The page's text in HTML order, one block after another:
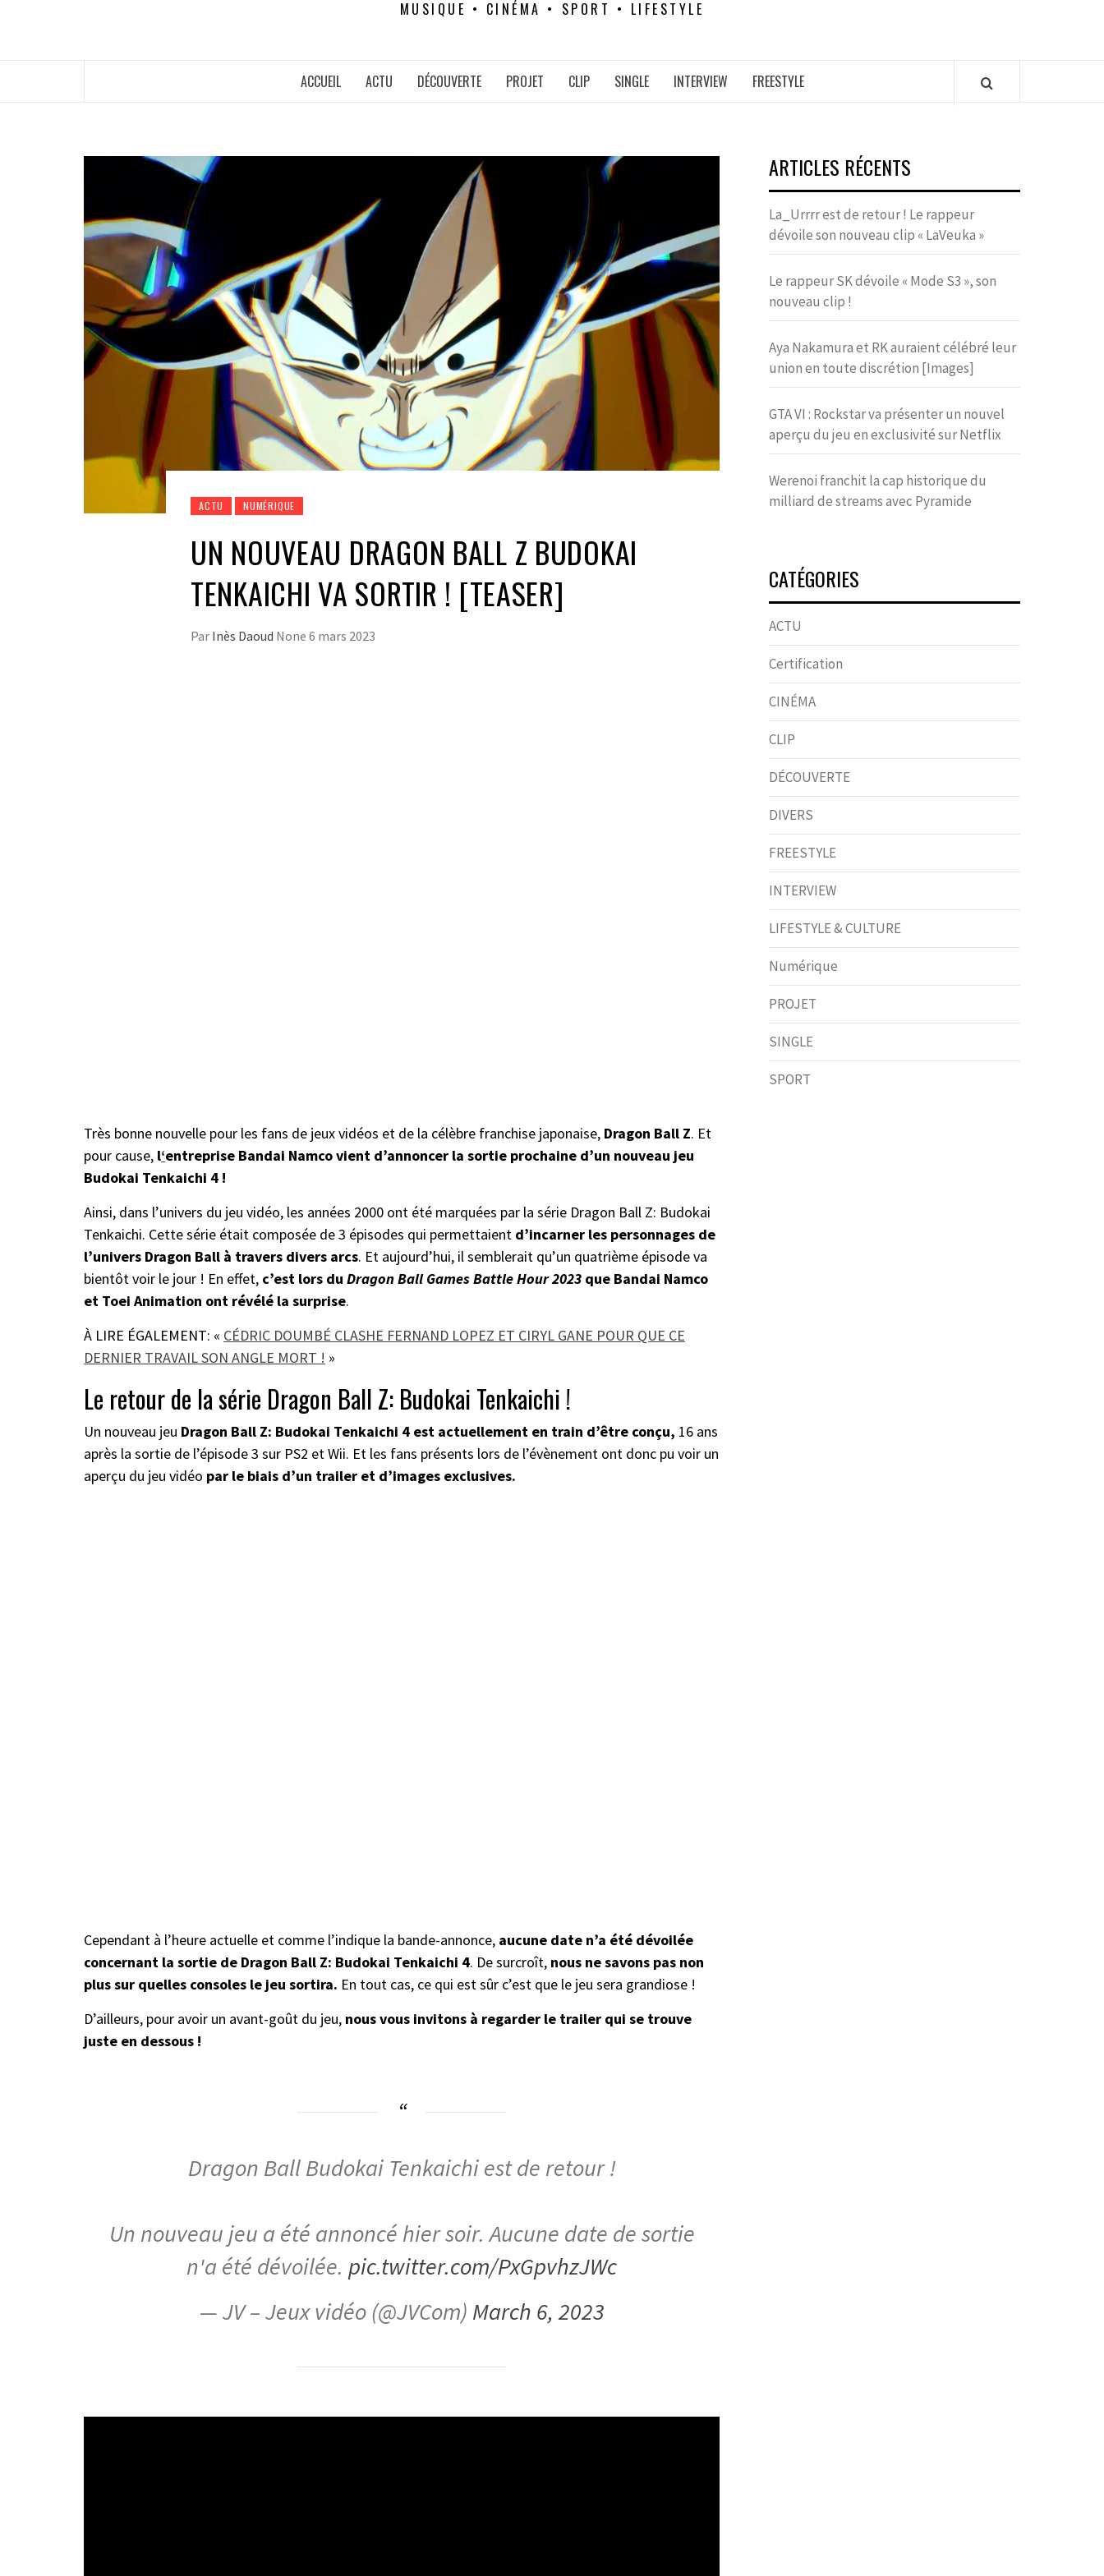
MUSIQUE • CINÉMA • SPORT • LIFESTYLE
ACCUEIL ACTU DÉCOUVERTE PROJET CLIP SINGLE INTERVIEW FREESTYLE
ACTU NUMÉRIQUE
UN NOUVEAU DRAGON BALL Z BUDOKAI
TENKAICHI VA SORTIR ! [TEASER]
Par Inès Daoud None 6 mars 2023
Très bonne nouvelle pour les fans de jeux vidéos et de la célèbre franchise japonaise, Dragon Ball Z. Et
pour cause, l‘entreprise Bandai Namco vient d’annoncer la sortie prochaine d’un nouveau jeu
Budokai Tenkaichi 4 !
Ainsi, dans l’univers du jeu vidéo, les années 2000 ont été marquées par la série Dragon Ball Z: Budokai
Tenkaichi. Cette série était composée de 3 épisodes qui permettaient d’incarner les personnages de
l’univers Dragon Ball à travers divers arcs. Et aujourd’hui, il semblerait qu’un quatrième épisode va
bientôt voir le jour ! En effet, c’est lors du Dragon Ball Games Battle Hour 2023 que Bandai Namco
et Toei Animation ont révélé la surprise.
À LIRE ÉGALEMENT: « CÉDRIC DOUMBÉ CLASHE FERNAND LOPEZ ET CIRYL GANE POUR QUE CE
DERNIER TRAVAIL SON ANGLE MORT ! »
Le retour de la série Dragon Ball Z: Budokai Tenkaichi !
Un nouveau jeu Dragon Ball Z: Budokai Tenkaichi 4 est actuellement en train d’être conçu, 16 ans
après la sortie de l’épisode 3 sur PS2 et Wii. Et les fans présents lors de l’évènement ont donc pu voir un
aperçu du jeu vidéo par le biais d’un trailer et d’images exclusives.
Cependant à l’heure actuelle et comme l’indique la bande-annonce, aucune date n’a été dévoilée
concernant la sortie de Dragon Ball Z: Budokai Tenkaichi 4. De surcroît, nous ne savons pas non
plus sur quelles consoles le jeu sortira. En tout cas, ce qui est sûr c’est que le jeu sera grandiose !
D’ailleurs, pour avoir un avant-goût du jeu, nous vous invitons à regarder le trailer qui se trouve
juste en dessous !
Dragon Ball Budokai Tenkaichi est de retour !
Un nouveau jeu a été annoncé hier soir. Aucune date de sortie
n'a été dévoilée. pic.twitter.com/PxGpvhzJWc
— JV – Jeux vidéo (@JVCom) March 6, 2023
ARTICLES RÉCENTS
La_Urrrr est de retour ! Le rappeur
dévoile son nouveau clip « LaVeuka »
Le rappeur SK dévoile « Mode S3 », son
nouveau clip !
Aya Nakamura et RK auraient célébré leur
union en toute discrétion [Images]
GTA VI : Rockstar va présenter un nouvel
aperçu du jeu en exclusivité sur Netflix
Werenoi franchit la cap historique du
milliard de streams avec Pyramide
CATÉGORIES
ACTU
Certification
CINÉMA
CLIP
DÉCOUVERTE
DIVERS
FREESTYLE
INTERVIEW
LIFESTYLE & CULTURE
Numérique
PROJET
SINGLE
SPORT